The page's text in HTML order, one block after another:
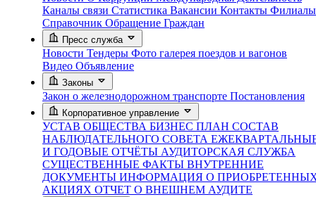
Каналы связи Статистика Вакансии Контакты Филиалы
Справочник Обращение Граждан
Пресс служба
Новости Тендеры Фото галерея поездов и вагонов
Видео Объявление
Законы
Закон о железнодорожном транспорте Постановления
Корпоративное управление
УСТАВ ОБЩЕСТВА БИЗНЕС ПЛАН СОСТАВ
НАБЛЮДАТЕЛЬНОГО СОВЕТА
И ГОДОВЫЕ ОТЧЁТЫ АУДИТОРСКАЯ СЛУЖБА
СУЩЕСТВЕННЫЕ ФАКТЫ ВНУТРЕННИЕ
ДОКУМЕНТЫ ИНФОРМАЦИЯ О
АКЦИЯХ ОТЧЕТ О ВНЕШНЕМ АУДИТЕ